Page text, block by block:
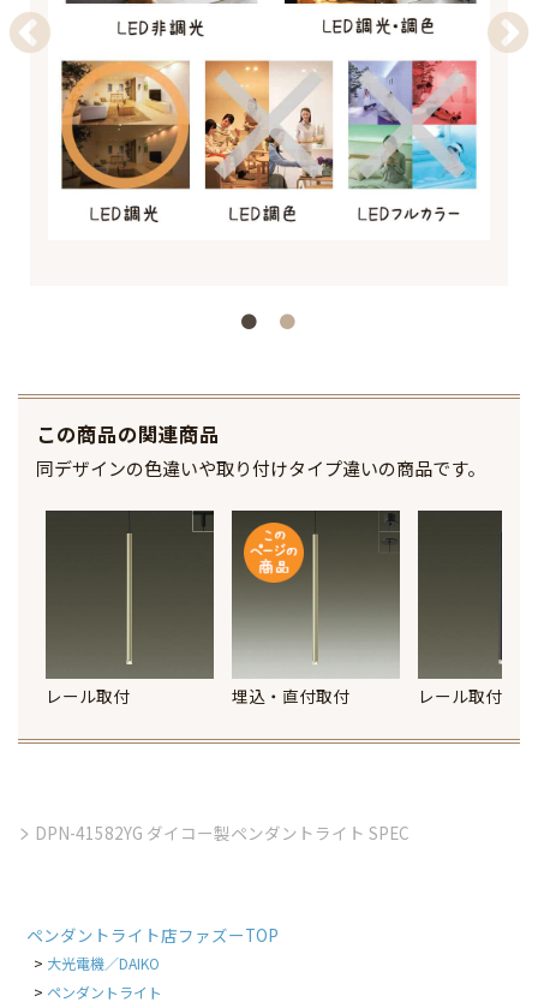
この商品の関連商品
同デザインの色違いや取り付けタイプ違いの商品です。
レール取付 埋込・直付取付 レール取付
DPN-41582YG ダイコー製ペンダントライト SPEC
ペンダントライト店ファズーTOP
大光電機／DAIKO
ペンダントライト